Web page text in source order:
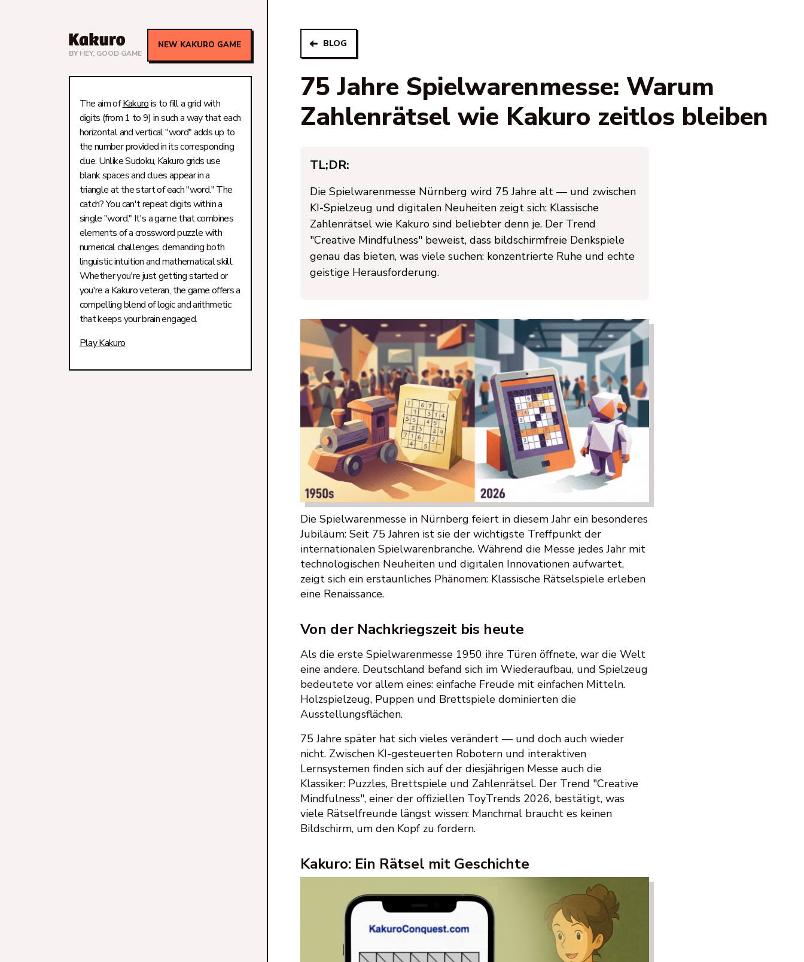
BYHEY, GOOD GAME
NEW KAKURO GAME
The aim ofKakurois to fill a grid with
digits (from 1 to 9) in such a way that each
horizontal and vertical "word" adds up to
the number provided in its corresponding
clue. Unlike Sudoku, Kakuro grids use
blank spaces and clues appear in a
triangle at the start of each "word." The
catch? You can't repeat digits within a
single "word." It's a game that combines
elements of a crossword puzzle with
numerical challenges, demanding both
linguistic intuition and mathematical skill.
Whether you're just getting started or
you're a Kakuro veteran, the game offers a
compelling blend of logic and arithmetic
that keeps your brain engaged.
Play Kakuro
BLOG
75 Jahre Spielwarenmesse: Warum
Zahlenrätsel wie Kakuro zeitlos bleiben
TL;DR:
Die Spielwarenmesse Nürnberg wird 75 Jahre alt — und zwischen
KI-Spielzeug und digitalen Neuheiten zeigt sich: Klassische
Zahlenrätsel wie Kakuro sind beliebter denn je. Der Trend
"Creative Mindfulness" beweist, dass bildschirmfreie Denkspiele
genau das bieten, was viele suchen: konzentrierte Ruhe und echte
geistige Herausforderung.
Die Spielwarenmesse in Nürnberg feiert in diesem Jahr ein besonderes
Jubiläum: Seit 75 Jahren ist sie der wichtigste Treffpunkt der
internationalen Spielwarenbranche. Während die Messe jedes Jahr mit
technologischen Neuheiten und digitalen Innovationen aufwartet,
zeigt sich ein erstaunliches Phänomen: Klassische Rätselspiele erleben
eine Renaissance.
Von der Nachkriegszeit bis heute
Als die erste Spielwarenmesse 1950 ihre Türen öffnete, war die Welt
eine andere. Deutschland befand sich im Wiederaufbau, und Spielzeug
bedeutete vor allem eines: einfache Freude mit einfachen Mitteln.
Holzspielzeug, Puppen und Brettspiele dominierten die
Ausstellungsflächen.
75 Jahre später hat sich vieles verändert — und doch auch wieder
nicht. Zwischen KI-gesteuerten Robotern und interaktiven
Lernsystemen finden sich auf der diesjährigen Messe auch die
Klassiker: Puzzles, Brettspiele und Zahlenrätsel. Der Trend "Creative
Mindfulness", einer der offiziellen ToyTrends 2026, bestätigt, was
viele Rätselfreunde längst wissen: Manchmal braucht es keinen
Bildschirm, um den Kopf zu fordern.
Kakuro: Ein Rätsel mit Geschichte